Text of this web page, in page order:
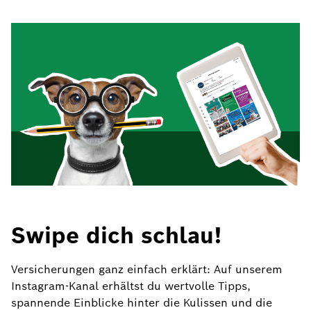
Swipe dich schlau!
Versicherungen ganz einfach erklärt: Auf unserem
Instagram-Kanal erhältst du wertvolle Tipps,
spannende Einblicke hinter die Kulissen und die